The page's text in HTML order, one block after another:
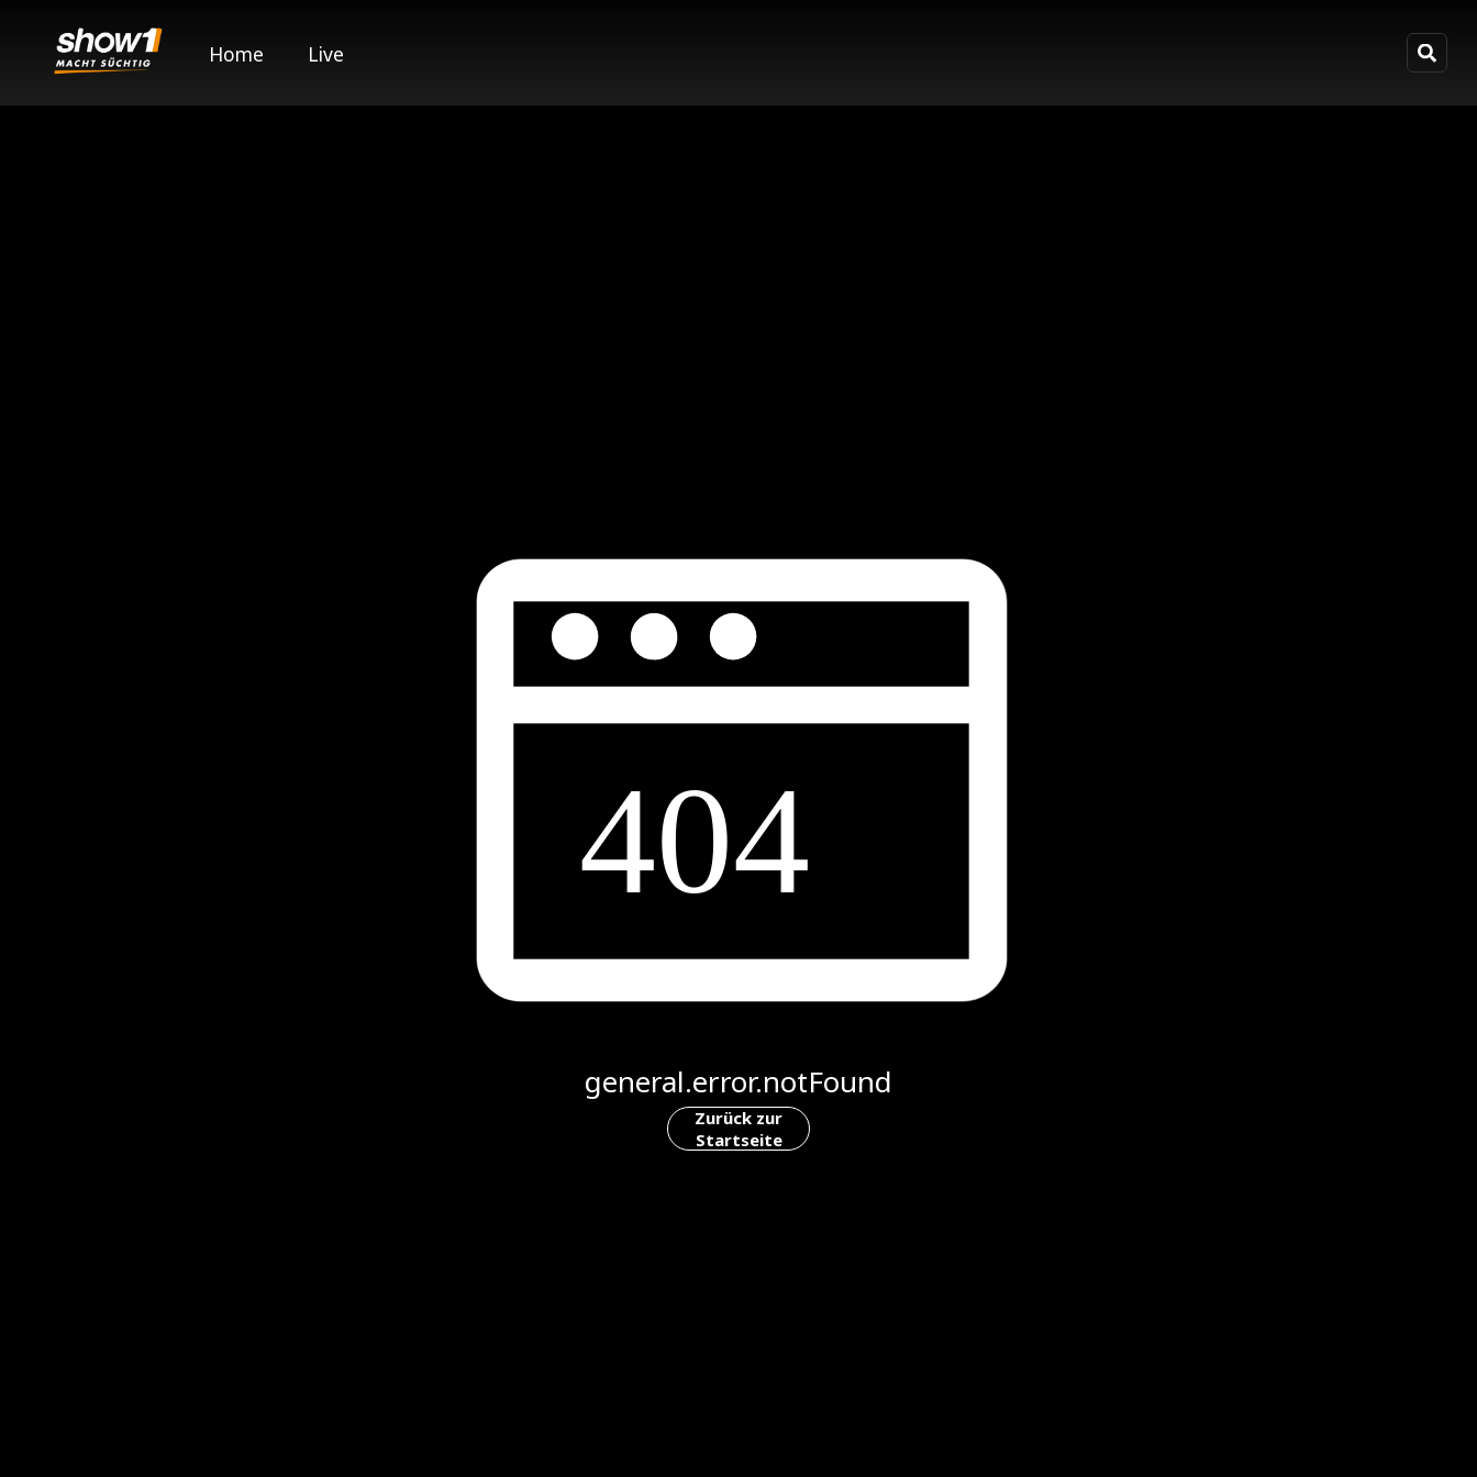
Home Live
general.error.notFound
Zurück zur
Startseite